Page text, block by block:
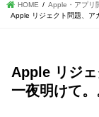
HOME
Apple・アプリ
Apple リジェクト問題、ア
Apple リジ
一夜明けて。